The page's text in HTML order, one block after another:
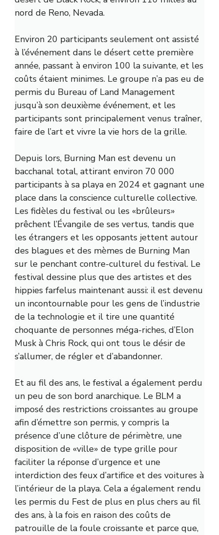
nord de Reno, Nevada.
Environ 20 participants seulement ont assisté
à l’événement dans le désert cette première
année, passant à environ 100 la suivante, et les
coûts étaient minimes. Le groupe n’a pas eu de
permis du Bureau of Land Management
jusqu’à son deuxième événement, et les
participants sont principalement venus traîner,
faire de l’art et vivre la vie hors de la grille.
Depuis lors, Burning Man est devenu un
bacchanal total, attirant environ 70 000
participants à sa playa en 2024 et gagnant une
place dans la conscience culturelle collective.
Les fidèles du festival ou les «brûleurs»
prêchent l’Évangile de ses vertus, tandis que
les étrangers et les opposants jettent autour
des blagues et des mèmes de Burning Man
sur le penchant contre-culturel du festival. Le
festival dessine plus que des artistes et des
hippies farfelus maintenant aussi: il est devenu
un incontournable pour les gens de l’industrie
de la technologie et il tire une quantité
choquante de personnes méga-riches, d’Elon
Musk à Chris Rock, qui ont tous le désir de
s’allumer, de régler et d’abandonner.
Et au fil des ans, le festival a également perdu
un peu de son bord anarchique. Le BLM a
imposé des restrictions croissantes au groupe
afin d’émettre son permis, y compris la
présence d’une clôture de périmètre, une
disposition de «ville» de type grille pour
faciliter la réponse d’urgence et une
interdiction des feux d’artifice et des voitures à
l’intérieur de la playa. Cela a également rendu
les permis du Fest de plus en plus chers au fil
des ans, à la fois en raison des coûts de
patrouille de la foule croissante et parce que,